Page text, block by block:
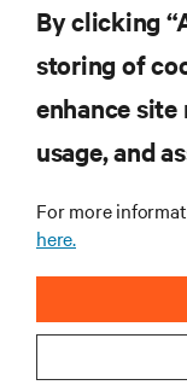
資源
總公司
By clicking
storing of
enhance
usage, and
For more
here.